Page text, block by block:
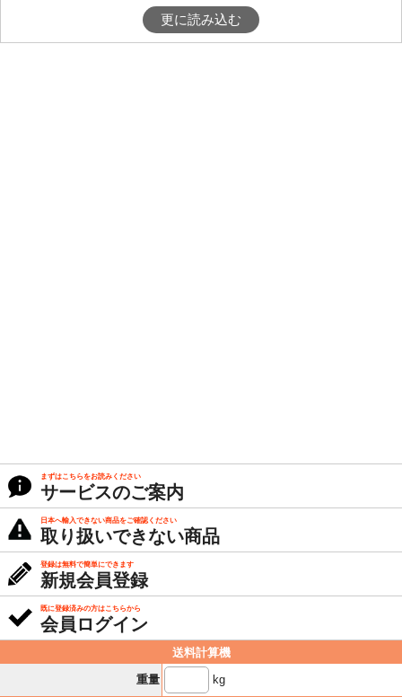
更に読み込む
まずはこちらをお読みください
サービスのご案内
日本へ輸入できない商品をご確認ください
取り扱いできない商品
登録は無料で簡単にできます
新規会員登録
既に登録済みの方はこちらから
会員ログイン
送料計算機
重量
kg